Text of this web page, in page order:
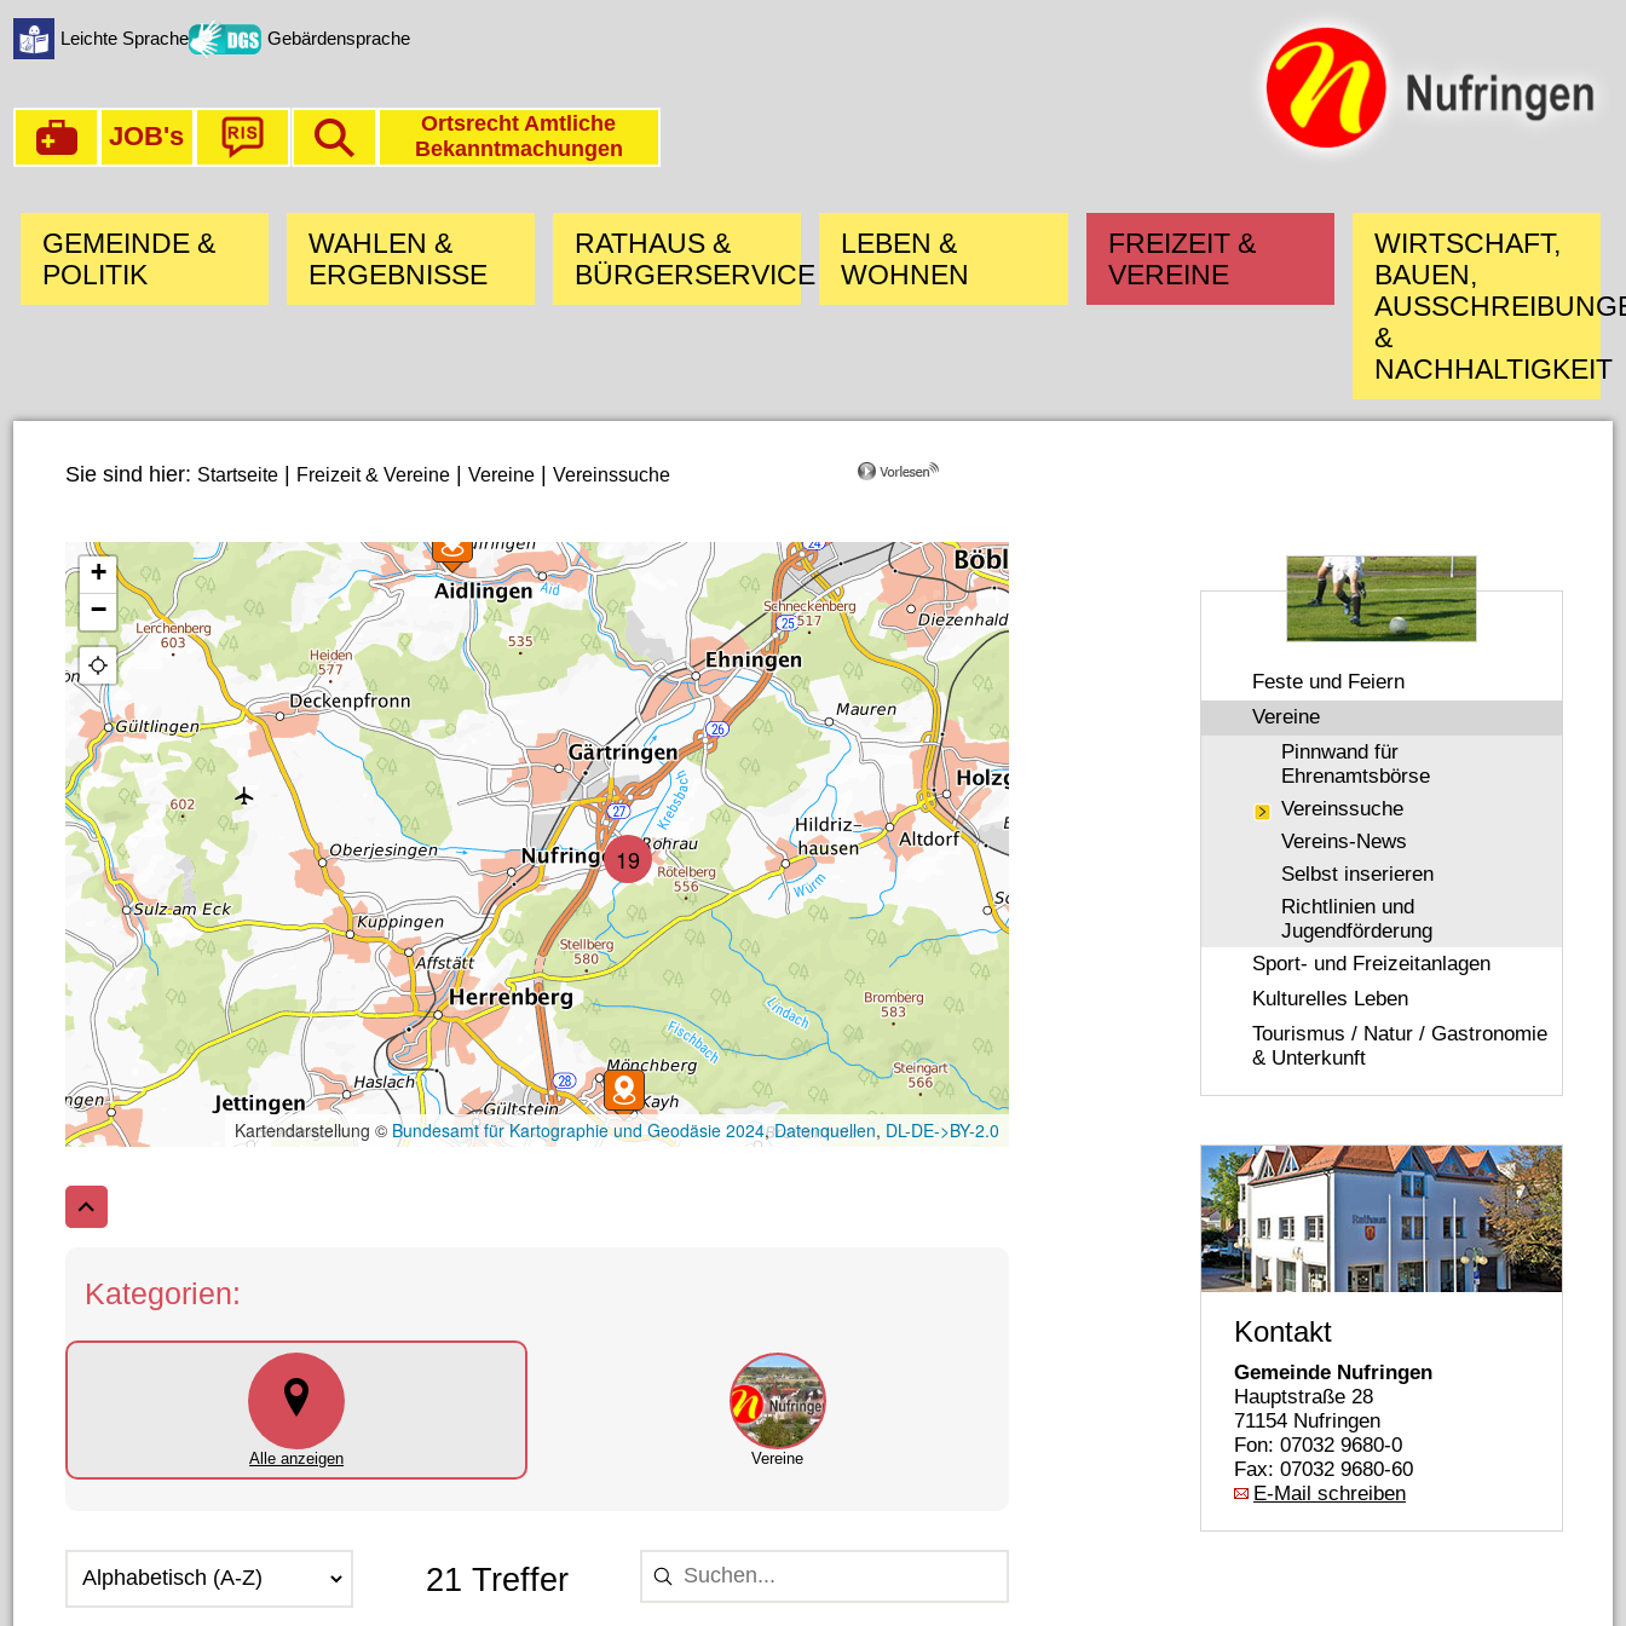
Leichte Sprache Gebärdensprache
JOB's
Ortsrecht Amtliche
Bekanntmachungen
GEMEINDE &
POLITIK
WAHLEN &
ERGEBNISSE
RATHAUS &
BÜRGERSERVICE
LEBEN &
WOHNEN
FREIZEIT &
VEREINE
WIRTSCHAFT,
BAUEN,
&
NACHHALTIGKEIT
Sie sind hier: Startseite | Freizeit & Vereine |Vereine |Vereinssuche
Kategorien:
Alle anzeigen Vereine
21 Treffer
Feste und Feiern
Vereine
Pinnwand für
Ehrenamtsbörse
Vereinssuche
Vereins-News
Selbst inserieren
Richtlinien und
Jugendförderung
Sport- und Freizeitanlagen
Kulturelles Leben
Tourismus / Natur / Gastronomie
& Unterkunft
Kontakt
Gemeinde Nufringen
Hauptstraße 28
71154 Nufringen
Fon: 07032 9680-0
Fax: 07032 9680-60
E-Mail schreiben